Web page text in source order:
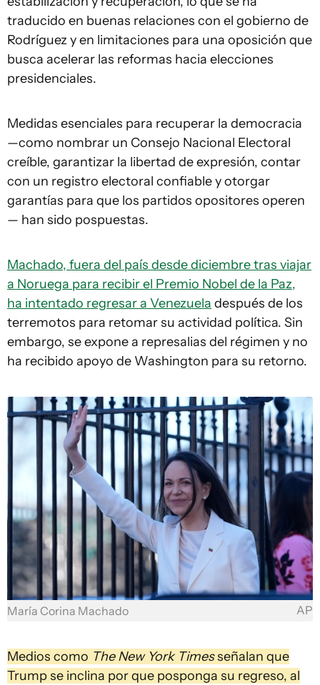
traducido en buenas relaciones con el gobierno de
Rodríguez y en limitaciones para una oposición que
busca acelerar las reformas hacia elecciones
presidenciales.
Medidas esenciales para recuperar la democracia
—como nombrar un Consejo Nacional Electoral
creíble, garantizar la libertad de expresión, contar
con un registro electoral confiable y otorgar
garantías para que los partidos opositores operen
— han sido pospuestas.
Machado, fuera del país desde diciembre tras viajar
a Noruega para recibir el Premio Nobel de la Paz,
ha intentado regresar a Venezuela después de los
terremotos para retomar su actividad política. Sin
embargo, se expone a represalias del régimen y no
ha recibido apoyo de Washington para su retorno.
María Corina Machado AP
Medios como The New York Timesseñalan que
Trump se inclina por que posponga su regreso, al